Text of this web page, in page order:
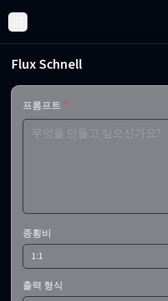
Toggle Sidebar
Flux Schnell
프롬프트 *
종횡비
1:1
출력 형식